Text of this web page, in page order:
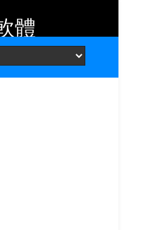
體
的手機應用
體